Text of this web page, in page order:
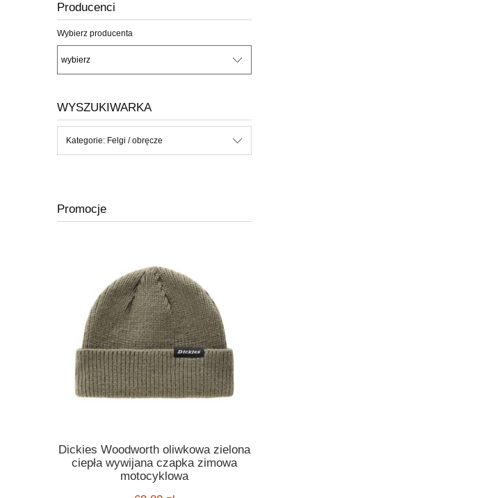
Producenci
Wybierz producenta
WYSZUKIWARKA
Kategorie: Felgi / obręcze
Promocje
Dickies Woodworth oliwkowa zielona
ciepła wywijana czapka zimowa
motocyklowa